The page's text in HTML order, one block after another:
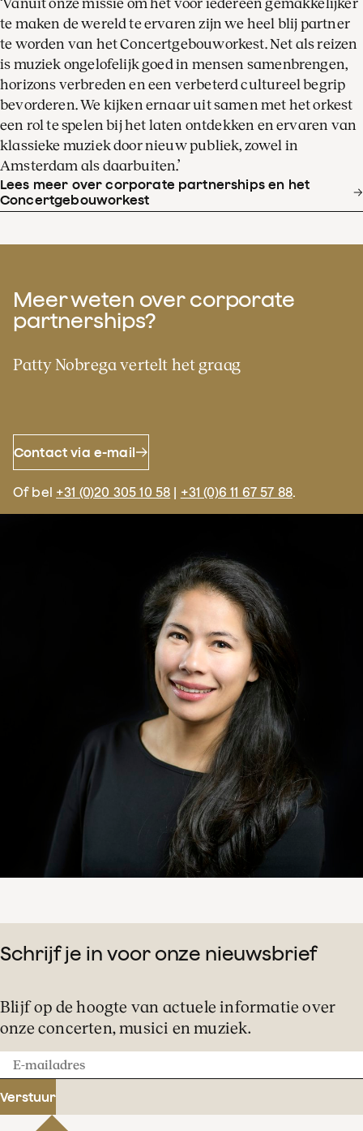
‘Vanuit onze missie om het voor iedereen gemakkelijker
te maken de wereld te ervaren zijn we heel blij partner
te worden van het Concertgebouworkest. Net als reizen
is muziek ongelofelijk goed in mensen samenbrengen,
horizons verbreden en een verbeterd cultureel begrip
bevorderen. We kijken ernaar uit samen met het orkest
een rol te spelen bij het laten ontdekken en ervaren van
klassieke muziek door nieuw publiek, zowel in
Amsterdam als daarbuiten.’
Lees meer over corporate partnerships en het
Concertgebouworkest
Meer weten over corporate
partnerships?
Patty Nobrega vertelt het graag
Contact via e-mail
Of bel +31 (0)20 305 10 58 | +31 (0)6 11 67 57 88.
Schrijf je in voor onze nieuwsbrief
Blijf op de hoogte van actuele informatie over
onze concerten, musici en muziek.
E-
mailadres
Verstuur